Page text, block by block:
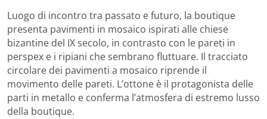
Luogo di incontro tra passato e futuro, la boutique
presenta pavimenti in mosaico ispirati alle chiese
bizantine del IX secolo, in contrasto con le pareti in
perspex e i ripiani che sembrano fluttuare. Il tracciato
circolare dei pavimenti a mosaico riprende il
movimento delle pareti. L’ottone è il protagonista delle
parti in metallo e conferma l’atmosfera di estremo lusso
della boutique.